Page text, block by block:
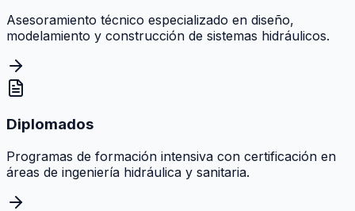
Asesoramiento técnico especializado en diseño,
modelamiento y construcción de sistemas hidráulicos.
Diplomados
Programas de formación intensiva con certificación en
áreas de ingeniería hidráulica y sanitaria.